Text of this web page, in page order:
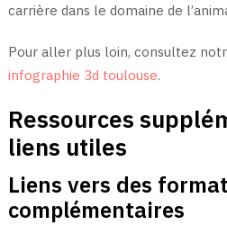
carrière dans le domaine de
Pour aller plus loin, consultez
infographie 3d toulouse.
Ressources
liens utiles
Liens vers des
complémentaires